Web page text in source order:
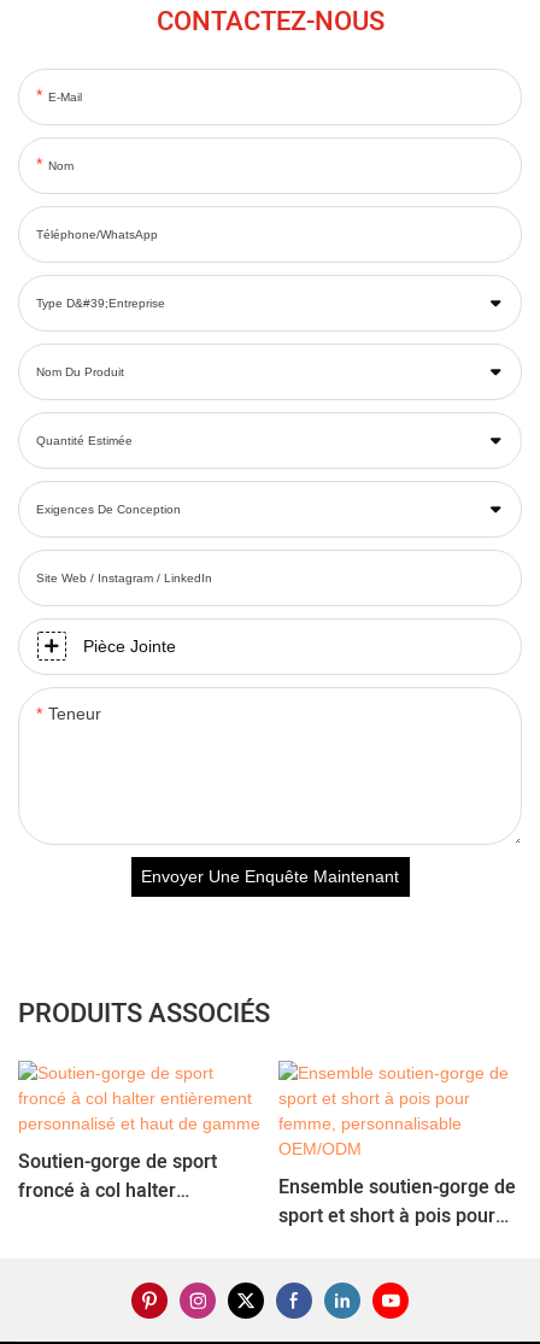
CONTACTEZ-NOUS
E-Mail
Nom
Téléphone/WhatsApp
Type D&#39;entreprise
Nom Du Produit
Quantité Estimée
Exigences De Conception
Site Web / Instagram / LinkedIn
Pièce Jointe
Teneur
Envoyer Une Enquête Maintenant
PRODUITS ASSOCIÉS
Soutien-gorge de sport
froncé à col halter
Ensemble soutien-gorge de
sport et short à pois pour